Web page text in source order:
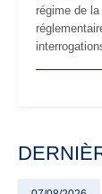
régime de
facturation